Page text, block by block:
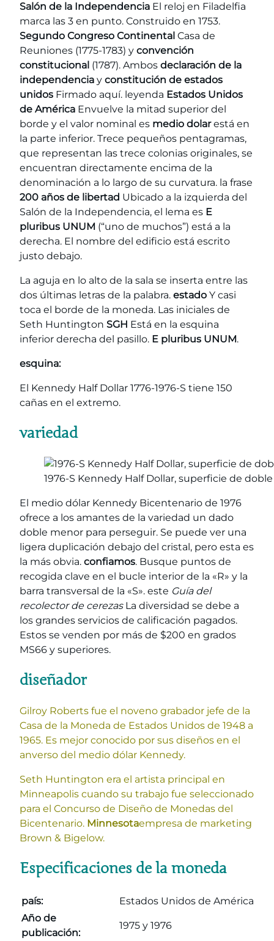
Salón de la Independencia El reloj en Filadelfia
marca las 3 en punto. Construido en 1753.
Segundo Congreso Continental Casa de
Reuniones (1775-1783) y convención
constitucional (1787). Ambos declaración de la
independencia y constitución de estados
unidos Firmado aquí. leyenda Estados Unidos
de América Envuelve la mitad superior del
borde y el valor nominal es medio dolarestá en
la parte inferior. Trece pequeños pentagramas,
que representan las trece colonias originales, se
encuentran directamente encima de la
denominación a lo largo de su curvatura. la frase
200 años de libertad Ubicado a la izquierda del
Salón de la Independencia, el lema es E
pluribus UNUM (“uno de muchos”) está a la
derecha. El nombre del edificio está escrito
justo debajo.
La aguja en lo alto de la sala se inserta entre las
dos últimas letras de la palabra. estado Y casi
toca el borde de la moneda. Las iniciales de
Seth Huntington SGH Está en la esquina
inferior derecha del pasillo. E pluribus UNUM.
esquina:
El Kennedy Half Dollar 1776-1976-S tiene 150
cañas en el extremo.
variedad
1976-S Kennedy Half Dollar, superficie de
El medio dólar Kennedy Bicentenario de 1976
ofrece a los amantes de la variedad un dado
doble menor para perseguir. Se puede ver una
ligera duplicación debajo del cristal, pero esta es
la más obvia. confiamos. Busque puntos de
recogida clave en el bucle interior de la «R» y la
barra transversal de la «S». este Guía del
recolector de cerezasLa diversidad se debe a
los grandes servicios de calificación pagados.
Estos se venden por más de $200 en grados
MS66 y superiores.
diseñador
Gilroy Roberts fue el noveno grabador jefe de la
Casa de la Moneda de Estados Unidos de 1948 a
1965. Es mejor conocido por sus diseños en el
anverso del medio dólar Kennedy.
Seth Huntington era el artista principal en
Minneapolis cuando su trabajo fue seleccionado
para el Concurso de Diseño de Monedas del
Bicentenario. Minnesotaempresa de marketing
Brown & Bigelow.
Especificaciones de la moneda
país:
Estados Unidos de América
Año de
publicación:
1975 y 1976